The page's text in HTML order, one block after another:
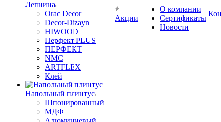
Лепнина
Orac Decor
Decor-Dizayn
HIWOOD
Перфект PLUS
ПЕРФЕКТ
NMC
ARTFLEX
Клей
Напольный плинтус
Шпонированный
МДФ
Алюминиевый
Акции
О компании
Сертификаты
Новости